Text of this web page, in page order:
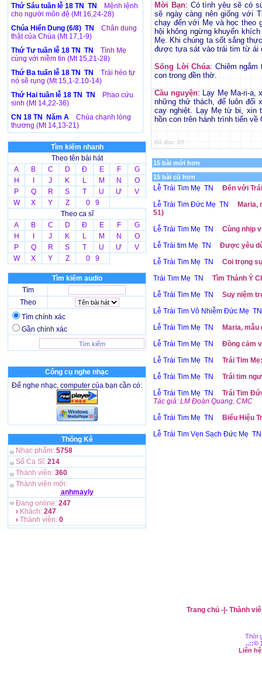
Thứ Sáu tuần lễ 18 TN TN
Mệnh lệnh
cho người môn đệ (Mt 16,24-28)
Chúa Hiển Dung (6/8) TN
Chân dung
thật của Chúa (Mt 17,1-9)
Thứ Tư tuần lễ 18 TN TN
Tình Mẹ
cùng với niềm tin (Mt 15,21-28)
Thứ Ba tuấn lễ 18 TN TN
Trái héo tự
nó sẽ rụng (Mt 15,1-2.10-14)
Thứ Hai tuần lễ 18 TN TN
Phao cứu
sinh (Mt 14,22-36)
CN 18 TN Năm A
Chúa chạnh lòng
thương (Mt 14,13-21)
Tìm kiếm nhanh
Theo tên bài hát
A
B C D Đ E F
G
H
J K L M N
O
P
Q R S T U Ư
V
W
X Y Z
0 9
Theo ca sĩ
A
B C D Đ E F
G
H
J K L M N
O
P
Q R S T U Ư
V
W
X Y Z 0 9
Tìm kiếm audio
Tìm
Theo
Tìm chính xác
Gần chính xác
Công cụ nghe nhạc
Để nghe nhạc, computer của bạn cần có:
Thống Kê
Nhạc phẩm: 5758
Số Ca Sĩ: 214
Thành viên: 360
Thành viên mới:
anhmayly
Đang online: 247
› Khách: 247
› Thành viên: 0
Mời Bạn: Có tình yêu sẽ có
sẽ ngày càng nên giống với
chạy đến với Mẹ và học theo
hội không ngừng khuyến
Mẹ. Khi chúng ta sốt sắng
được tựa sát vào trái tim từ ái
Sống Lời Chúa: Chiêm ngắm
con trong đền thờ.
Cầu nguyện: Lạy Mẹ Ma-ri-a,
những thử thách, để luôn đối
cay nghiệt. Lạy Mẹ từ bi, xin
hồn con trên hành trình tiến về
Đã đọc: 85
15 bài mới hơn
15 bài cũ hơn
Lễ Trái Tim Mẹ TN
Đến với
Lễ Trái Tim Đức Mẹ TN
Maria,
51)
Lễ Trái Tim Mẹ TN
Cùng nhịp
Lễ Trái tim Mẹ TN
Được yêu
Lễ Trái Tim Mẹ TN
Coi trọng
Trái Tim Mẹ TN
Tìm Thánh Ý
Lễ Trái Tim Mẹ TN
Suy niệm
Lễ Trái Tim Vô Nhiễm Đức Mẹ TN
Lễ Trái Tim Mẹ TN
Maria,
Lễ Trái Tim Mẹ TN
Đồng cảm
Lễ Trái Tim Mẹ TN
Trái Tim
Lễ Trái Tim Mẹ TN
Trái tim
Lễ Trái Tim Mẹ TN
Trái Tim
Tác giả: LM Đoàn Quang, CMC
Lễ Trái Tim Mẹ TN
Biểu Hiệu
Lễ Trái Tim Vẹn Sạch Đức Mẹ TN
Trang chủ-|- Thành
Thời
..::©
Liên